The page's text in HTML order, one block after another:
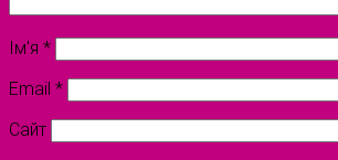
Ім'я *
Email *
Сайт